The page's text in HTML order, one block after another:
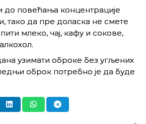
до повећања концентрације
тако да пре доласка не смете
млеко, чај, кафу и сокове,
узимати оброке без угљених
оброк потребно је да буде